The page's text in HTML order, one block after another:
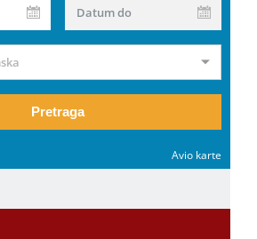
Datum do
Pretraga
Avio karte